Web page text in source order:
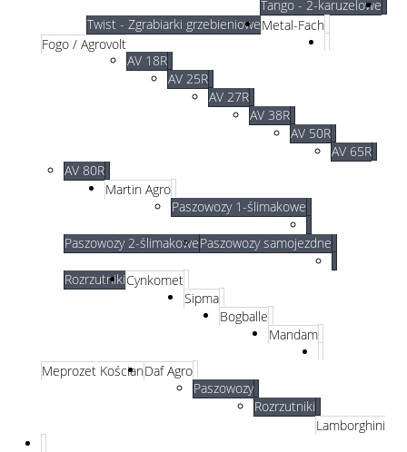
Tango - 2-karuzelowe
Twist - Zgrabiarki grzebienioweMetal-Fach
Fogo / Agrovolt
AV 18R
AV 25R
AV 27R
AV 38R
AV 50R
AV 65R
AV 80R
Martin Agro
Paszowozy 1-ślimakowe
Paszowozy 2-ślimakowePaszowozy samojezdne
RozrzutnikiCynkomet
Sipma
Bogballe
Mandam
Meprozet KościanDaf Agro
Paszowozy
Rozrzutniki
Lamborghini